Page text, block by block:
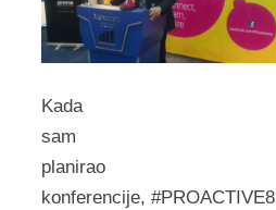
Kada
sam
planirao
konferencije, #PROACTIVE8